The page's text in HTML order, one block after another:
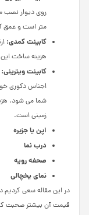
متر است و عمق آن باید 30
کابینت کمدی:
هزینه ساخت این
کابینت ویترینی:
اجناس دکوری
شما می­ شود.
زمینی است.
اپن یا جزیره
درب نما
صحفه رویه
نمای یخچالی
در این مقاله سعی کردیم
قیمت آن بیشتر صحبت